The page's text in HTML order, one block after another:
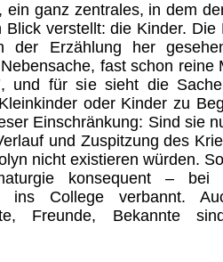
ein ganz zentrales, in dem
Blick verstellt: die Kinder. Die
der Erzählung her
fast schon reine
und für sie sieht die
oder Kinder zu
Einschränkung: Sind sie
und Zuspitzung des
nicht existieren würden.
konsequent – bei
ins College verbannt.
Freunde, Bekannte